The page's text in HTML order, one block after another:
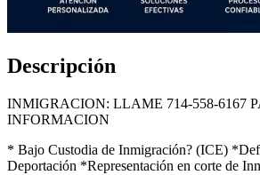
Descripción
INMIGRACION: LLAME 714-558-6167
INFORMACION
* Bajo Custodia de Inmigración? (ICE)
Deportación *Representación en corte de